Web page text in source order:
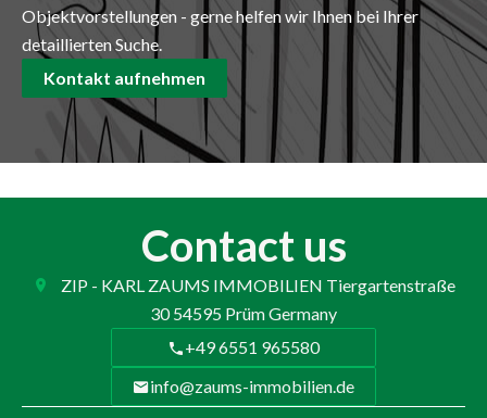
Objektvorstellungen - gerne helfen wir Ihnen bei Ihrer
detaillierten Suche.
Kontakt aufnehmen
Contact us
ZIP - KARL ZAUMS IMMOBILIEN Tiergartenstraße
3054595 Prüm Germany
+49 6551 965580
info@zaums-immobilien.de